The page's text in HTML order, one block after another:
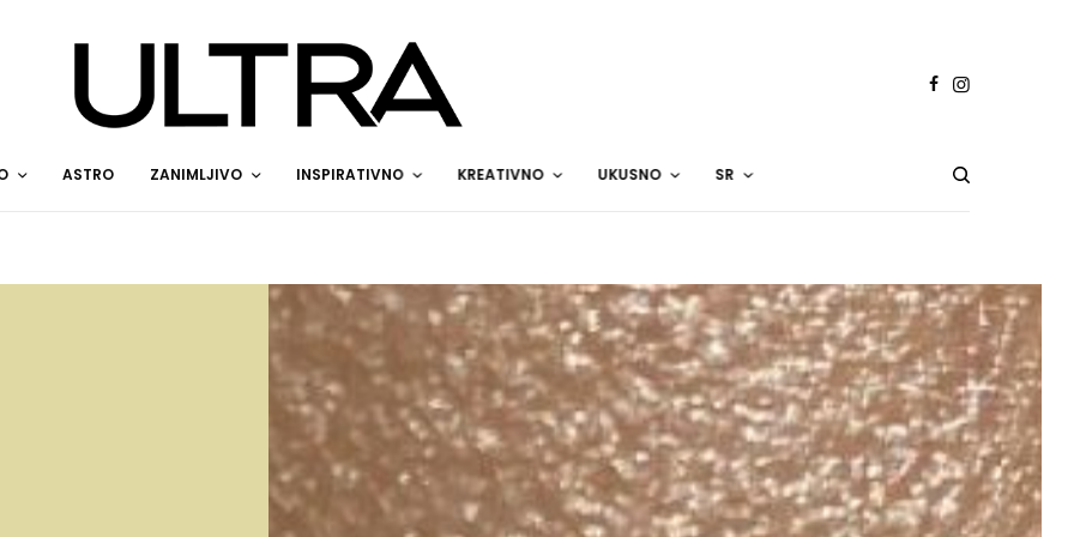
ASTRO ZANIMLJIVO INSPIRATIVNO KREATIVNO UKUSNO SR